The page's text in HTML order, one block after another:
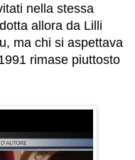
nella stessa
allora da Lilli
ma chi si aspettava
rimase piuttosto